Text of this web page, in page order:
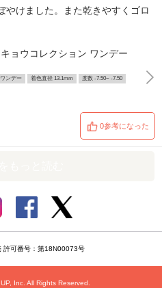
やけました。また乾きやすくゴロ
ョウコレクション ワンデー
ワンデー 着色直径 13.1mm 度数 -7.50~ -7.50
0参考になった
許可番号：第18N00073号
Inc. All Rights Reserved.